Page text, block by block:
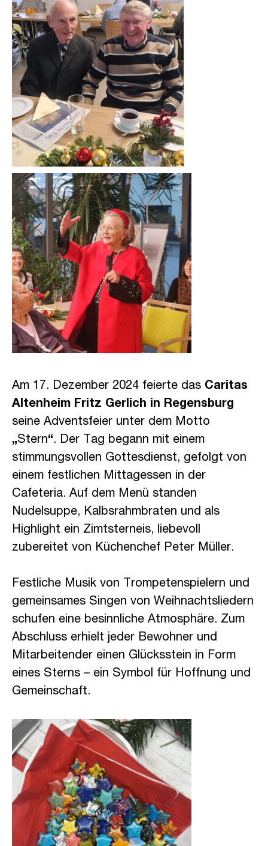
Am 17. Dezember 2024 feierte das Caritas
Altenheim Fritz Gerlich in Regensburg
seine Adventsfeier unter dem Motto
„Stern“. Der Tag begann mit einem
stimmungsvollen Gottesdienst, gefolgt von
einem festlichen Mittagessen in der
Cafeteria. Auf dem Menü standen
Nudelsuppe, Kalbsrahmbraten und als
Highlight ein Zimtsterneis, liebevoll
zubereitet von Küchenchef Peter Müller.
Festliche Musik von Trompetenspielern und
gemeinsames Singen von Weihnachtsliedern
schufen eine besinnliche Atmosphäre. Zum
Abschluss erhielt jeder Bewohner und
Mitarbeitender einen Glücksstein in Form
eines Sterns – ein Symbol für Hoffnung und
Gemeinschaft.